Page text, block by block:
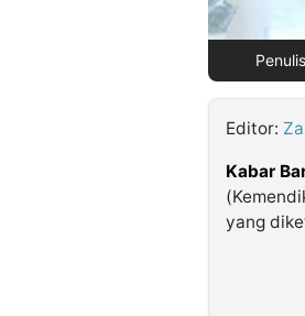
Editor:
Kabar
yang